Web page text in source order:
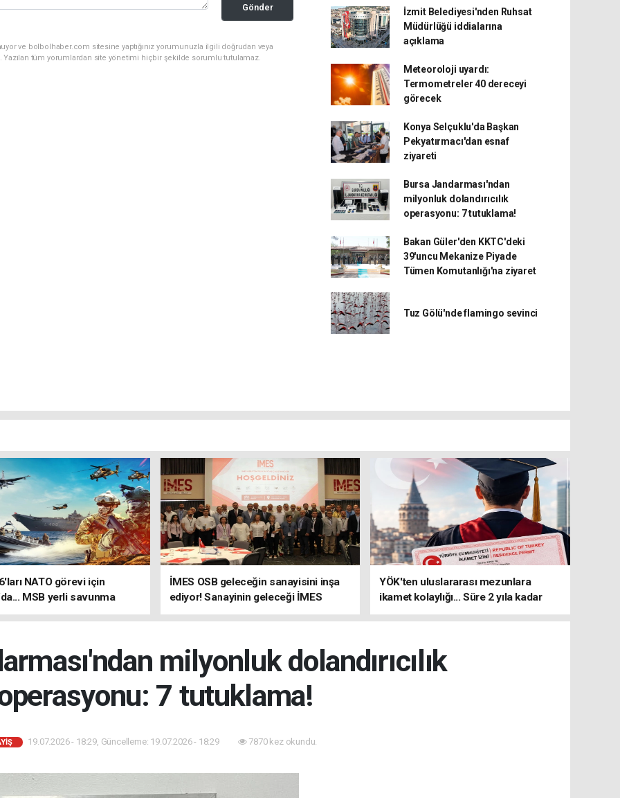
Gönder
ve bolbolhaber.com sitesine yaptığınız yorumunuzla ilgili doğrudan veya
Yazılan tüm yorumlardan site yönetimi hiçbir şekilde sorumlu tutulamaz.
İzmit Belediyesi'nden Ruhsat
Müdürlüğü iddialarına
açıklama
Meteoroloji uyardı:
Termometreler 40 dereceyi
görecek
Konya Selçuklu'da Başkan
Pekyatırmacı'dan esnaf
ziyareti
Bursa Jandarması'ndan
milyonluk dolandırıcılık
operasyonu: 7 tutuklama!
Bakan Güler'den KKTC'deki
39'uncu Mekanize Piyade
Tümen Komutanlığı'na ziyaret
Tuz Gölü'nde flamingo sevinci
NATO görevi için
MSB yerli savunma
güçleniyor
İMES OSB geleceğin sanayisini inşa
ediyor! Sanayinin geleceği İMES
OSB'de konuşuldu
YÖK'ten uluslararası mezunlara
ikamet kolaylığı... Süre 2 yıla kadar
uzatılabilecek
milyonluk dolandırıcılık
7 tutuklama!
19.07.2026 - 18:29, Güncelleme: 19.07.2026 - 18:29 7870 kez okundu.